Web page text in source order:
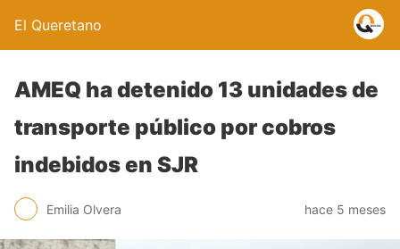
El Queretano
AMEQ ha detenido 13 unidades de
transporte público por cobros
indebidos en SJR
Emilia Olvera hace 5 meses